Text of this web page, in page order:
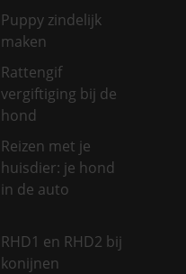
Puppy zindelijk
maken
Rattengif
vergiftiging bij de
hond
Reizen met je
huisdier: je hond
in de auto
RHD1 en RHD2 bij
konijnen